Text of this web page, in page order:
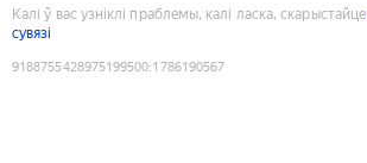
Калі ў вас узніклі праблемы, калі ласка, скарыстайце
сувязі
9188755428975199500:1786190567